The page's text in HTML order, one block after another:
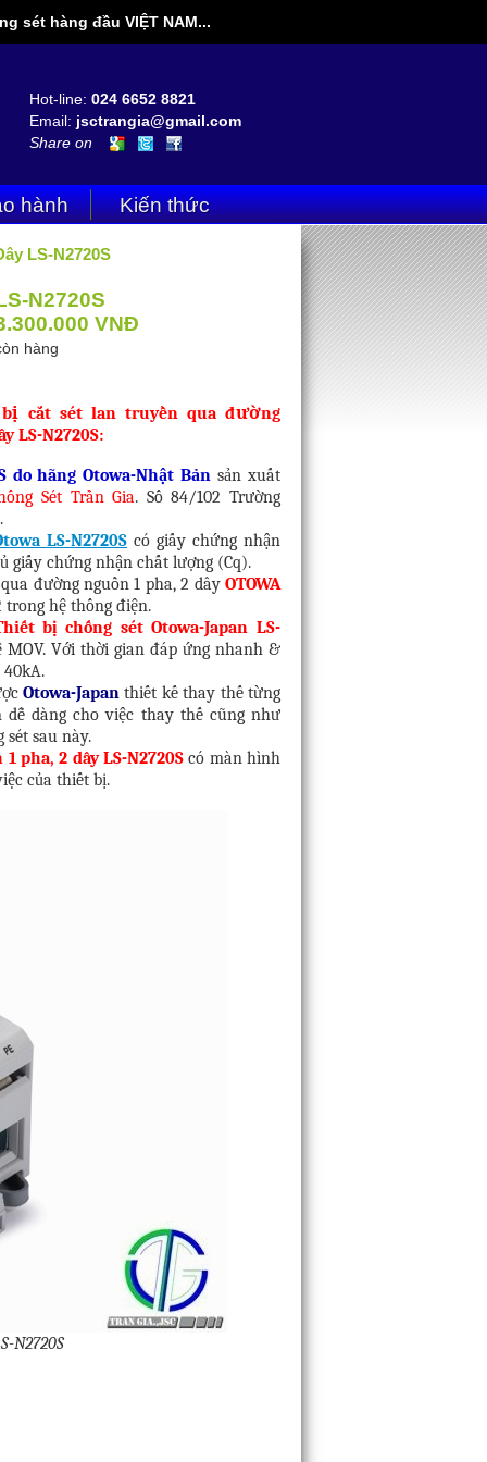
Hot-line: 024 6652 8821
Email: jsctrangia@gmail.com
Share on
hành Kiến thức
LS-N2720S
N2720S
VNĐ
hàng
cắt sét lan truyền qua đường
LS-N2720S:
do hãng Otowa-Nhật Bản sản xuất
Sét Trần Gia. Số 84/102 Trường
LS-N2720S có giấy chứng nhận
giấy chứng nhận chất lượng (Cq).
đường nguồn 1 pha, 2 dâyOTOWA
trong hệ thống điện.
bị chống sét Otowa-Japan LS-
MOV. Với thời gian đáp ứng nhanh &
Otowa-Japan thiết kế thay thế từng
dễ dàng cho việc thay thế cũng như
sau này.
pha, 2 dây LS-N2720S có màn hình
của thiết bị.
N2720S
sét hàng đầu VIỆT NAM...